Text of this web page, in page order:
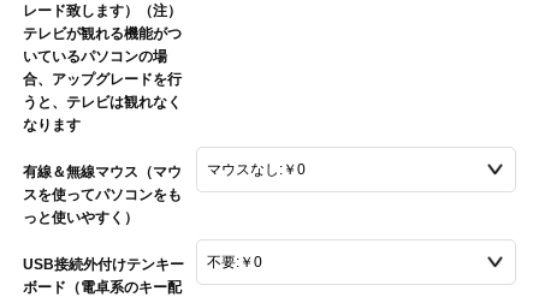
レード致します）（注）
テレビが観れる機能がつ
いているパソコンの場
合、アップグレードを行
うと、テレビは観れなく
なります
有線＆無線マウス（マウ
スを使ってパソコンをも
っと使いやすく）
USB接続外付けテンキー
ボード（電卓系のキー配